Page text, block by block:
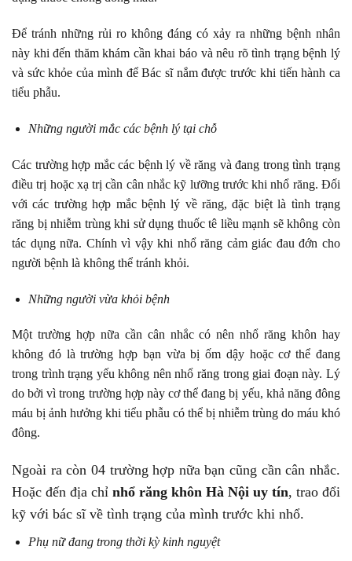
Để tránh những rủi ro không đáng có xảy ra những bệnh nhân
này khi đến thăm khám cần khai báo và nêu rõ tình trạng bệnh lý
và sức khỏe của mình để Bác sĩ nắm được trước khi tiến hành ca
tiểu phẫu.
Những người mắc các bệnh lý tại chỗ
Các trường hợp mắc các bệnh lý về răng và đang trong tình trạng
điều trị hoặc xạ trị cần cân nhắc kỹ lưỡng trước khi nhổ răng. Đối
với các trường hợp mắc bệnh lý về răng, đặc biệt là tình trạng
răng bị nhiễm trùng khi sử dụng thuốc tê liều mạnh sẽ không còn
tác dụng nữa. Chính vì vậy khi nhổ răng cảm giác đau đớn cho
người bệnh là không thể tránh khỏi.
Những người vừa khỏi bệnh
Một trường hợp nữa cần cân nhắc có nên nhổ răng khôn hay
không đó là trường hợp bạn vừa bị ốm dậy hoặc cơ thể đang
trong trình trạng yếu không nên nhổ răng trong giai đoạn này. Lý
do bởi vì trong trường hợp này cơ thể đang bị yếu, khả năng đông
máu bị ảnh hưởng khi tiểu phẫu có thể bị nhiễm trùng do máu khó
đông.
Ngoài ra còn 04 trường hợp nữa bạn cũng cần cân nhắc.
Hoặc đến địa chỉ nhổ răng khôn Hà Nội uy tín, trao đổi
kỹ với bác sĩ về tình trạng của mình trước khi nhổ.
Phụ nữ đang trong thời kỳ kinh nguyệt